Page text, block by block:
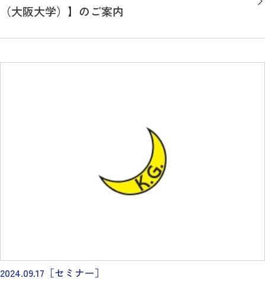
（大阪大学）】のご案内
2024.09.17 ［セミナー］